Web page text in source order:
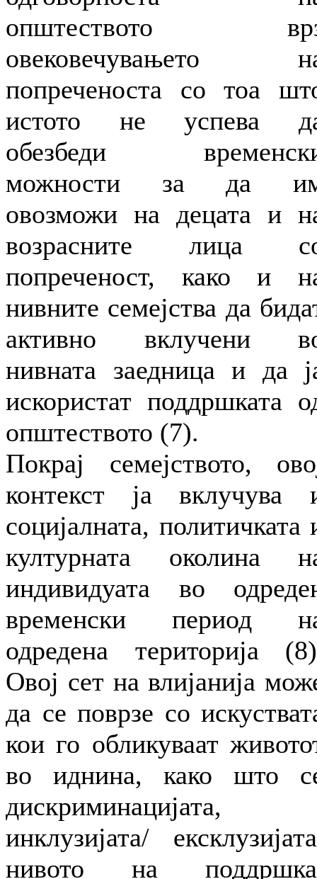
општеството
овековечувањето
попреченоста со тоа
истото не успева
обезбеди
можности за да
овозможи на децата и
возрасните лица
попреченост, како и
нивните семејства да
активно вклучени
нивната заедница и да
искористат поддршката
општеството (7).
Покрај семејството,
контекст ја вклучува
социјалната, политичката
културната околина
индивидуата во
временски период
одредена територија
Овој сет на влијанија
да се поврзе со
кои го обликуваат
во иднина, како што
дискриминацијата,
инклузијата/
нивото на